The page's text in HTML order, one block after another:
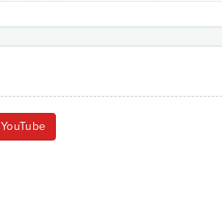
YouTube